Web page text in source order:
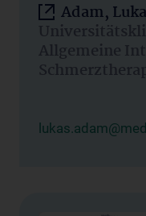
Adam,
Allgemeine